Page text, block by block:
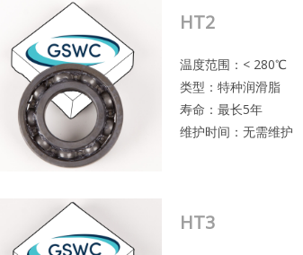
HT2
温度范围：< 280℃
类型：特种润滑脂
寿命：最长5年
维护时间：无需维护
HT3